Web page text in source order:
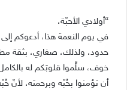
“أولادي الأحبّة،
في يوم النعمة هذا، أدعوكم
حدود، ولذلك، صغاري، بثقة
خوف، سلِّموا قلوبَكم له
أن تؤمنوا بحُبّه وبرحمته،